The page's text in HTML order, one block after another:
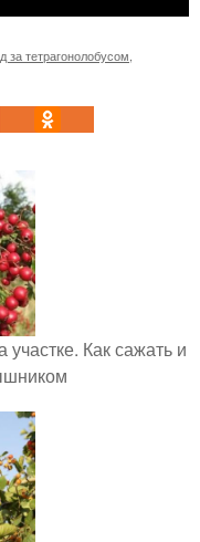
за тетрагонолобусом
Как сажать и